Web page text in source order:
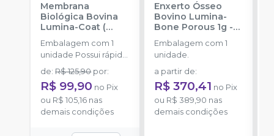
Membrana
Biológica Bovina
Lumina-Coat (
1x20x30mm)
CRITERIA
Embalagem com 1
unidade Possui rápida
absorção.
de:R$ 125,90 por:
R$ 99,90 no Pix
ou R$ 105,16 nas
demais condições
Enxerto Ósseo
Bovino Lumina-
Bone Porous 1g -
CRITERIA
Embalagem com 1
unidade.
a partir de:
R$ 370,41 no Pix
ou R$ 389,90 nas
demais condições